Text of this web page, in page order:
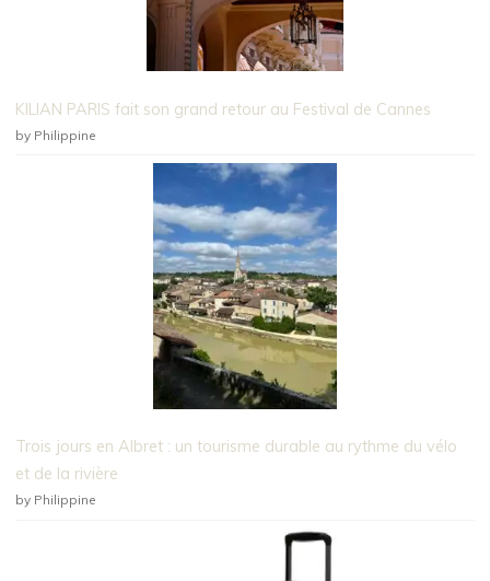
KILIAN PARIS fait son grand retour au Festival de Cannes
by Philippine
Trois jours en Albret : un tourisme durable au rythme du vélo
et de la rivière
by Philippine